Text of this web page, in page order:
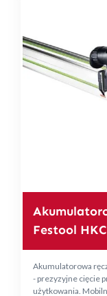
Festool
Akumulatorowa
- prezyzyjne cięcie
użytkowania.